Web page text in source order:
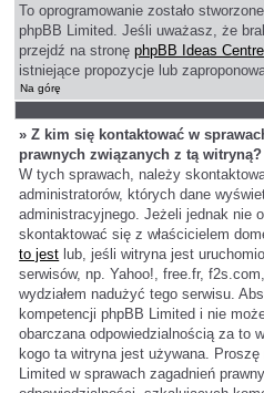
To oprogramowanie zostało
phpBB Limited. Jeśli uważasz, że
przejdź na stronęphpBB Ideas Centre
istniejące propozycje lub
Na górę
» Z kim się kontaktować w
prawnych związanych z tą witryną?
W tych sprawach, należy
administratorów, których dane
administracyjnego. Jeżeli jednak nie
skontaktować się z właścicielem
to jest lub, jeśli witryna jest
serwisów, np. Yahoo!, free.fr,
wydziałem nadużyć tego serwisu.
kompetencji phpBB Limited i nie
obarczana odpowiedzialnością za to
kogo ta witryna jest używana.
Limited w sprawach zagadnień